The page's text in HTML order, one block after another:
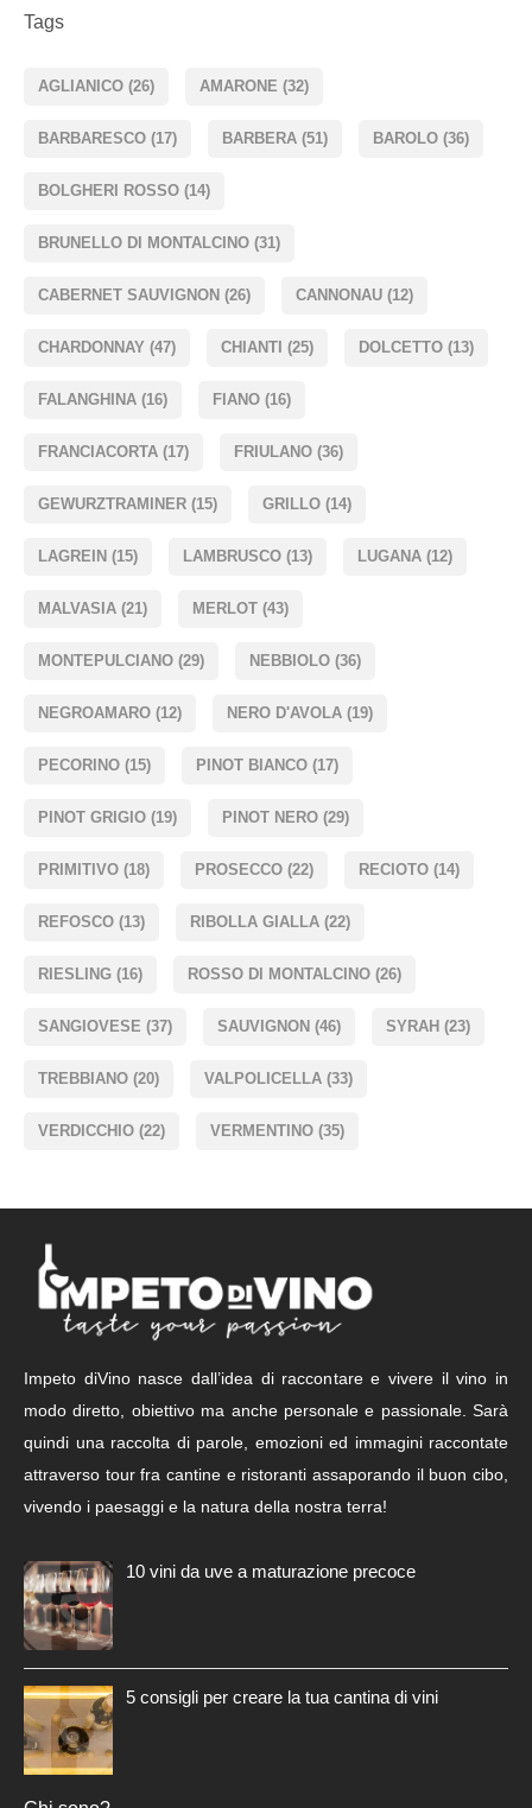
Tags
AGLIANICO (26) AMARONE (32)
BARBARESCO (17) BARBERA (51) BAROLO (36)
BOLGHERI ROSSO (14)
BRUNELLO DI MONTALCINO (31)
CABERNET SAUVIGNON (26) CANNONAU (12)
CHARDONNAY (47) CHIANTI (25) DOLCETTO (13)
FALANGHINA (16) FIANO (16)
FRANCIACORTA (17) FRIULANO (36)
GEWURZTRAMINER (15) GRILLO (14)
LAGREIN (15) LAMBRUSCO (13) LUGANA (12)
MALVASIA (21) MERLOT (43)
MONTEPULCIANO (29) NEBBIOLO (36)
NEGROAMARO (12) NERO D'AVOLA (19)
PECORINO (15) PINOT BIANCO (17)
PINOT GRIGIO (19) PINOT NERO (29)
PRIMITIVO (18) PROSECCO (22) RECIOTO (14)
REFOSCO (13) RIBOLLA GIALLA (22)
RIESLING (16) ROSSO DI MONTALCINO (26)
SANGIOVESE (37) SAUVIGNON (46) SYRAH (23)
TREBBIANO (20) VALPOLICELLA (33)
VERDICCHIO (22) VERMENTINO (35)
Impeto diVino nasce dall’idea di raccontare e vivere il vino in
modo diretto, obiettivo ma anche personale e passionale. Sarà
quindi una raccolta di parole, emozioni ed immagini raccontate
attraverso tour fra cantine e ristoranti assaporando il buon cibo,
vivendo i paesaggi e la natura della nostra terra!
10 vini da uve a maturazione precoce
5 consigli per creare la tua cantina di vini